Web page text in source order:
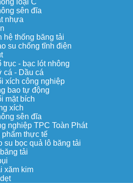
loại C
sên đĩa
nhựa
hệ thống băng tải
su chống tĩnh điện
trục - bạc lót nhông
cá - Dầu cá
xích công nghiệp
bao tự động
mặt bích
xích
sên đĩa
nghiệp TPC Toàn Phát
phẩm thực tế
su bọc quả lô băng tải
tải
xăm kim